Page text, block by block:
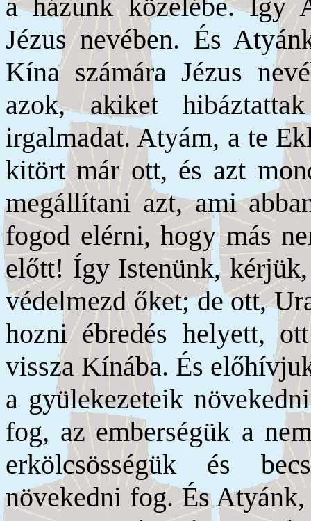
a házunk közelébe. Így
Jézus nevében. És
Kína számára Jézus
azok, akiket
irgalmadat. Atyám, a te
kitört már ott, és azt
megállítani azt, ami
fogod elérni, hogy más
előtt! Így Istenünk,
védelmezd őket; de ott,
hozni ébredés helyett,
vissza Kínába. És
a gyülekezeteik
fog, az emberségük a
erkölcsösségük és
növekedni fog. És